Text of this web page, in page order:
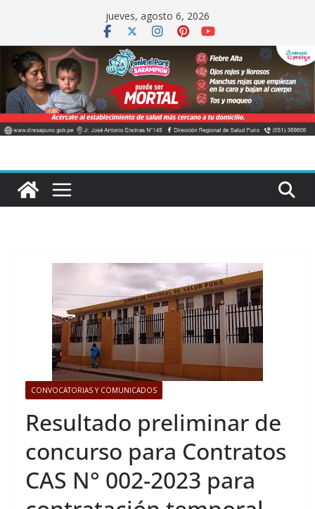
contenido
jueves, agosto 6, 2026
CONVOCATORIAS Y COMUNICADOS
Resultado preliminar de
concurso para Contratos
CAS N° 002-2023 para